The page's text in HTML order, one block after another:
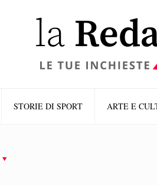
STORIE DI SPORT ARTE E